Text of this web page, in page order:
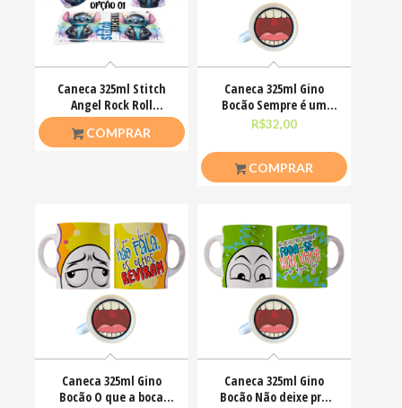
Caneca 325ml Stitch
Angel Rock Roll
Motoclub Motoqueiro
COMPRAR
Caneca 325ml Gino
Bocão Sempre é um
bom dia pra me deixar
R$32,00
COMPRAR
Caneca 325ml Gino
Bocão O que a boca
Caneca 325ml Gino
Bocão Não deixe pra